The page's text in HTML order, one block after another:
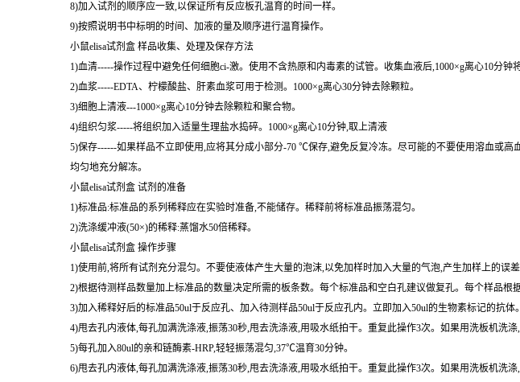
8)加入试剂的顺序应一致,以保证所有反应板孔温育的时间一样。
9)按照说明书中标明的时间、加液的量及顺序进行温育操作。
小鼠elisa试剂盒 样品收集、处理及保存方法
1)血清-----操作过程中避免任何细胞ci-激。使用不含热原和内毒素的试管。收集血液后,1000×g离心10分钟
2)血浆-----EDTA、柠檬酸盐、肝素血浆可用于检测。1000×g离心30分钟去除颗粒。
3)细胞上清液---1000×g离心10分钟去除颗粒和聚合物。
4)组织匀浆-----将组织加入适量生理盐水捣碎。1000×g离心10分钟,取上清液
5)保存------如果样品不立即使用,应将其分成小部分-70 ℃保存,避免反复冷冻。尽可能的不要使用溶血或
均匀地充分解冻。
小鼠elisa试剂盒 试剂的准备
1)标准品:标准品的系列稀释应在实验时准备,不能储存。稀释前将标准品振荡混匀。
2)洗涤缓冲液(50×)的稀释:蒸馏水50倍稀释。
小鼠elisa试剂盒 操作步骤
1)使用前,将所有试剂充分混匀。不要使液体产生大量的泡沫,以免加样时加入大量的气泡,产生加样上的误差
2)根据待测样品数量加上标准品的数量决定所需的板条数。每个标准品和空白孔建议做复孔。每个样品
3)加入稀释好后的标准品50ul于反应孔、加入待测样品50ul于反应孔内。立即加入50ul的生物素标记的抗体
4)甩去孔内液体,每孔加满洗涤液,振荡30秒,甩去洗涤液,用吸水纸拍干。重复此操作3次。如果用洗板机洗涤,
5)每孔加入80ul的亲和链酶素-HRP,轻轻振荡混匀,37℃温育30分钟。
6)甩去孔内液体,每孔加满洗涤液,振荡30秒,甩去洗涤液,用吸水纸拍干。重复此操作3次。如果用洗板机洗涤,